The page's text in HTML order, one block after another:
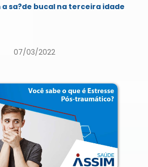
a sa?de bucal na terceira idade
07/03/2022